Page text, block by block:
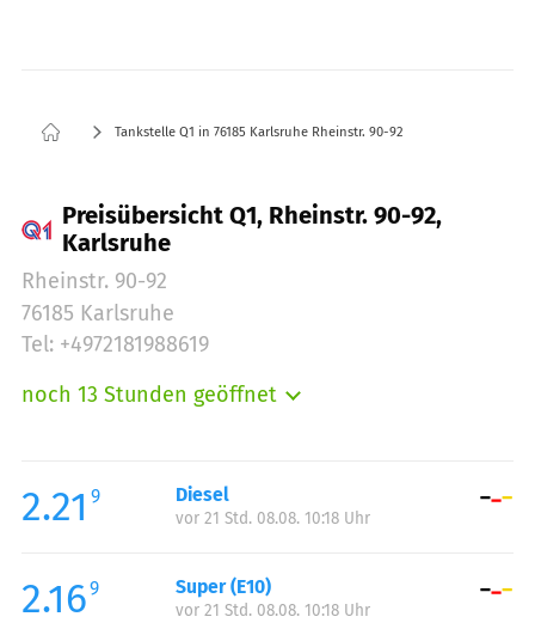
Tankstelle Q1 in 76185 Karlsruhe Rheinstr. 90-92
Preisübersicht Q1, Rheinstr. 90-92,
Karlsruhe
Rheinstr. 90-92
76185 Karlsruhe
Tel: +4972181988619
noch 13 Stunden geöffnet
Mittwoch:
06:00-23:00
Donnerstag:
Samstag:
06:00-23:00
Sonntag:
2.21 9 Diesel
vor 21 Std. 08.08. 10:18 Uhr
2.169 Super (E10)
vor 21 Std. 08.08. 10:18 Uhr